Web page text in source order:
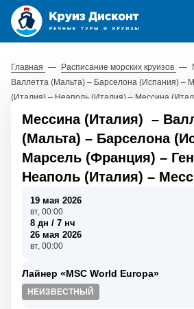
Главная — Расписание морских круизов —
Валлетта (Мальта) – Барселона (Испания) –
(Италия) – Неаполь (Италия) – Мессина
Мессина (Италия) –
(Мальта) – Барселона
Марсель (Франция) –
Неаполь (Италия) –
19 мая 2026
вт, 00:00
8 дн / 7 нч
26 мая 2026
вт, 00:00
Лайнер «MSC World Europa»
НЕИЗВЕСТНЫЙ